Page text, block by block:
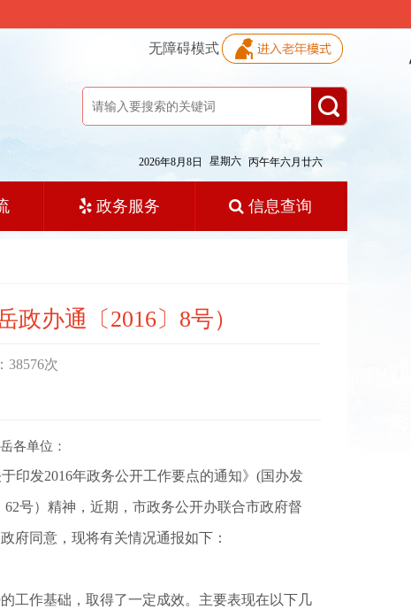
无障碍模式
2026年8月8日 星期六 丙午年六月廿六
政务服务 信息查询
办通〔2016〕8号）
38576次
各单位：
印发2016年政务公开工作要点的通知》(国办发
号）精神，近期，市政务公开办联合市政府督
府同意，现将有关情况通报如下：
工作基础，取得了一定成效。主要表现在以下几